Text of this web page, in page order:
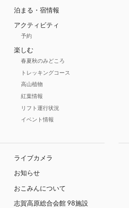
泊まる・宿情報
アクティビティ
予約
楽しむ
春夏秋のみどころ
トレッキングコース
高山植物
紅葉情報
リフト運行状況
イベント情報
ライブカメラ
お知らせ
おこみんについて
志賀高原総合会館 98施設